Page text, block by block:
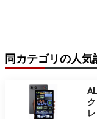
同カテゴリの人気